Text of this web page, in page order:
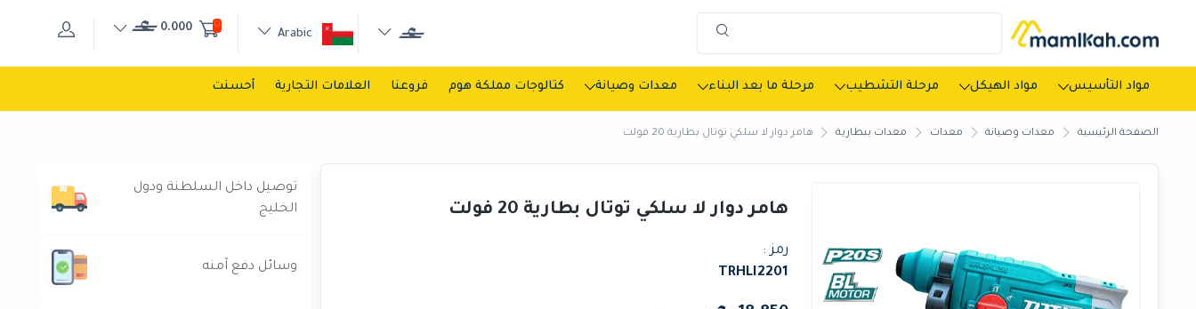
0
0.000
مواد التأسيس مواد الهيكل مرحلة التشطيب مرحلة ما بعد البناء معدات وصيانة كتالوجات مملكة هوم فروعنا العلامات التجارية أحسنت
الصفحة الرئيسية معدات وصيانة معدات معدات ببطارية هامر دوار لا سلكي توتال بطارية 20 فولت
هامر دوار لا سلكي توتال بطارية 20 فولت
رمز :
TRHLI2201
توصيل داخل السلطنة ودول
الخليج
وسائل دفع آمنه